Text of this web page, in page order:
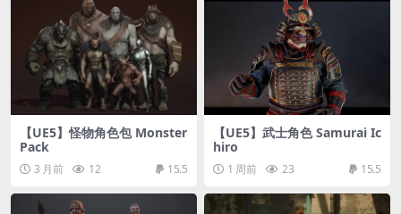
【UE5】怪物角色包 Monster
Pack
3 月前 12 15.5
【UE5】武士角色 Samurai Ic
hiro
1 周前 23 15.5